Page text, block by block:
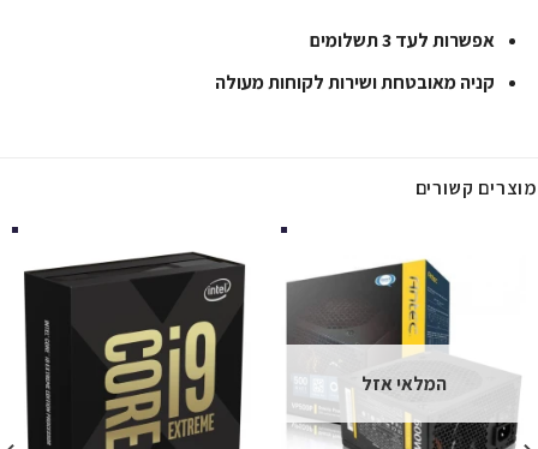
אפשרות לעד 3 תשלומים
קניה מאובטחת ושירות לקוחות מעולה
מוצרים קשורים
המלאי אזל